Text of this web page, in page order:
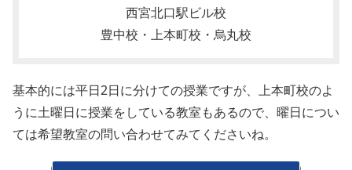
西宮北口駅ビル校
豊中校・上本町校・烏丸校
基本的には平日2日に分けての授業ですが、上本町校のよ
うに土曜日に授業をしている教室もあるので、曜日につい
ては希望教室の問い合わせてみてくださいね。